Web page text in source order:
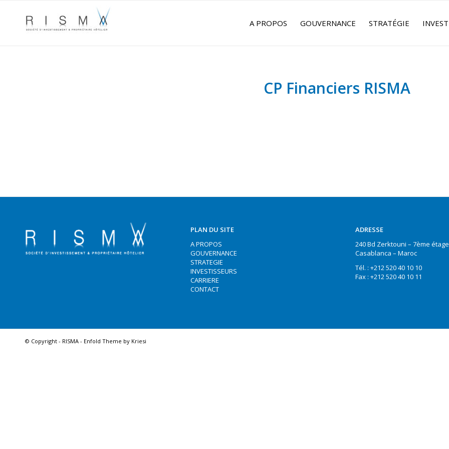
A PROPOS GOUVERNANCE STRATÉGIE
CP Financiers RISMA
PLAN DU SITE
A PROPOS
GOUVERNANCE
STRATEGIE
INVESTISSEURS
CARRIERE
CONTACT
ADRESSE
240 Bd Zerktouni – 7ème
Casablanca – Maroc
Tél. : +212 520 40 10 10
Fax : +212 520 40 10 11
© Copyright - RISMA - Enfold Theme by Kriesi